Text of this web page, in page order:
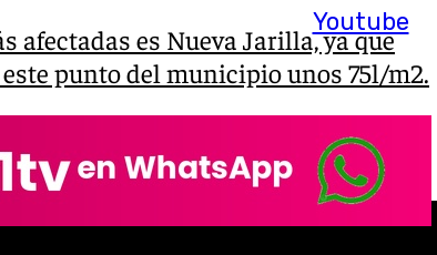
Youtube
afectadas es Nueva Jarilla, ya que
punto del municipio unos 75l/m2.